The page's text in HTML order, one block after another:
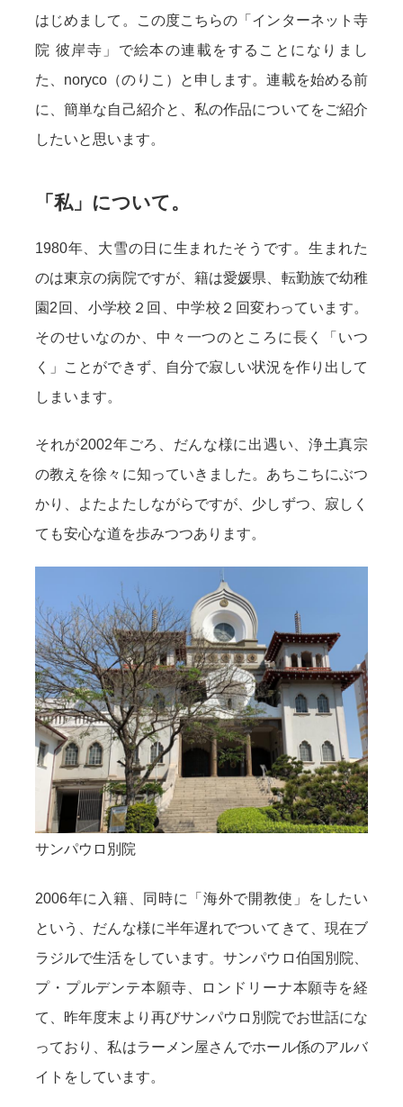
はじめまして。この度こちらの「インターネット寺
院 彼岸寺」で絵本の連載をすることになりまし
た、noryco（のりこ）と申します。連載を始める前
に、簡単な自己紹介と、私の作品についてをご紹介
したいと思います。
「私」について。
1980年、大雪の日に生まれたそうです。生まれた
のは東京の病院ですが、籍は愛媛県、転勤族で幼稚
園2回、小学校２回、中学校２回変わっています。
そのせいなのか、中々一つのところに長く「いつ
く」ことができず、自分で寂しい状況を作り出して
しまいます。
それが2002年ごろ、だんな様に出遇い、浄土真宗
の教えを徐々に知っていきました。あちこちにぶつ
かり、よたよたしながらですが、少しずつ、寂しく
ても安心な道を歩みつつあります。
サンパウロ別院
2006年に入籍、同時に「海外で開教使」をしたい
という、だんな様に半年遅れでついてきて、現在ブ
ラジルで生活をしています。サンパウロ伯国別院、
プ・プルデンテ本願寺、ロンドリーナ本願寺を経
て、昨年度末より再びサンパウロ別院でお世話にな
っており、私はラーメン屋さんでホール係のアルバ
イトをしています。